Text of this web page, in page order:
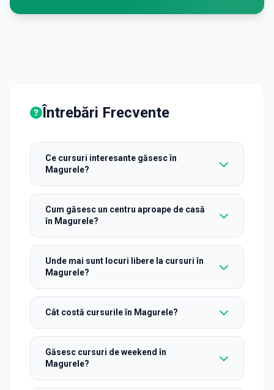
Întrebări Frecvente
Ce cursuri interesante găsesc în
Magurele?
Cum găsesc un centru aproape de casă
în Magurele?
Unde mai sunt locuri libere la cursuri în
Magurele?
Cât costă cursurile în Magurele?
Găsesc cursuri de weekend în
Magurele?